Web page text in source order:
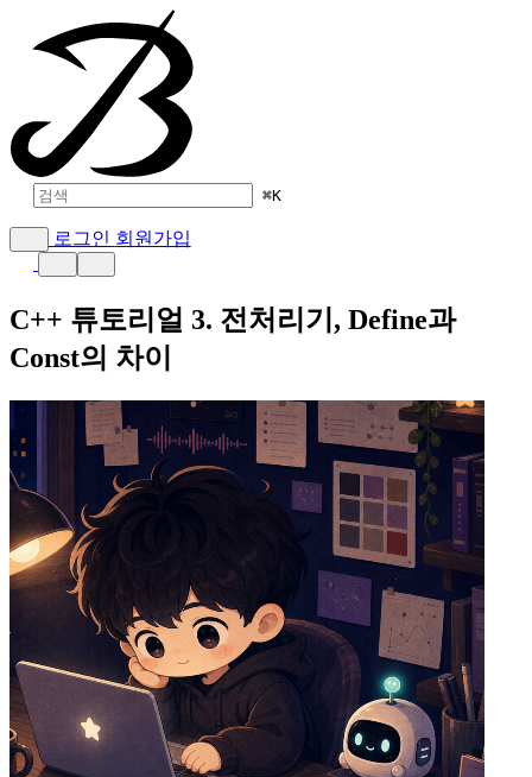
⌘K
로그인 회원가입
C++ 튜토리얼 3. 전처리기, Define과
Const의 차이